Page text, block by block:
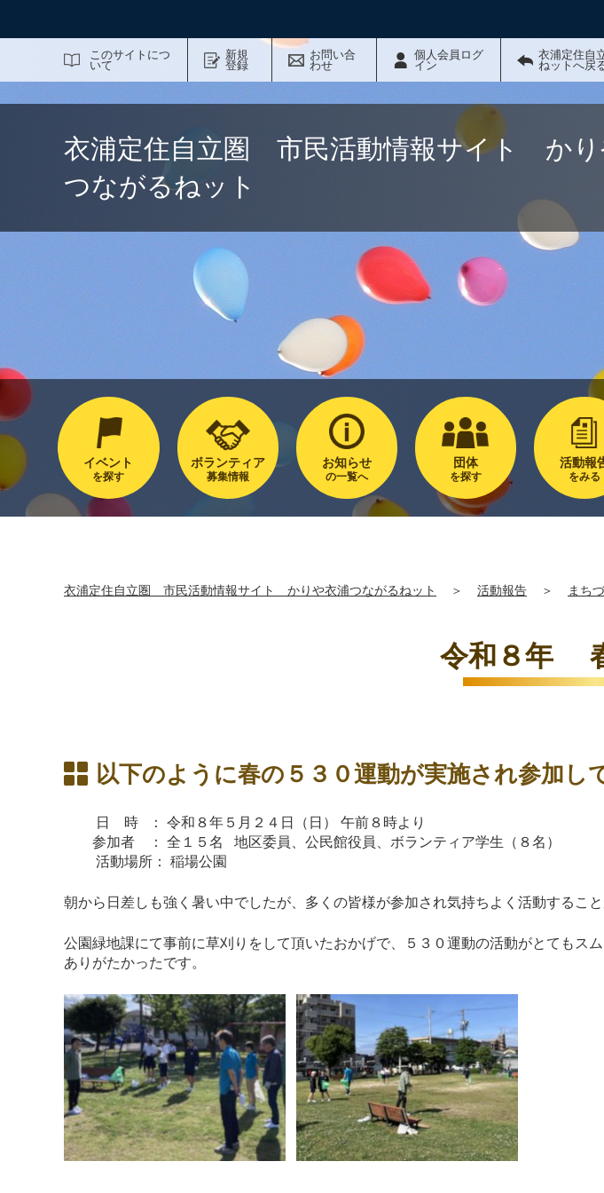
このサイトにつ
いて
新規
登録
お問い合
わせ
個人会員ログ
イン
衣浦定住自
ねットへ戻
衣浦定住自立圏 市民活動情報サイト かり
つながるねット
イベント
を探す
ボランティア
募集情報
お知らせ
の一覧へ
団体
を探す
活動報
をみる
衣浦定住自立圏 市民活動情報サイト かりや衣浦つながるねット ＞ 活動報告 ＞ まち
令和８年
以下のように春の５３０運動が実施され参加し
日 時 ： 令和８年５月２４日（日） 午前８時より
参加者 ： 全１５名 地区委員、公民館役員、ボランティア学生（８名）
活動場所： 稲場公園
朝から日差しも強く暑い中でしたが、多くの皆様が参加され気持ちよく活動すること
公園緑地課にて事前に草刈りをして頂いたおかげで、５３０運動の活動がとてもス
ありがたかったです。